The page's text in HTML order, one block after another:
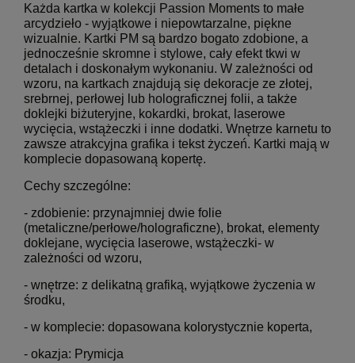
Każda kartka w kolekcji Passion Moments to małe
arcydzieło - wyjątkowe i niepowtarzalne, piękne
wizualnie. Kartki PM są bardzo bogato zdobione, a
jednocześnie skromne i stylowe, cały efekt tkwi w
detalach i doskonałym wykonaniu. W zależności od
wzoru, na kartkach znajdują się dekoracje ze złotej,
srebrnej, perłowej lub holograficznej folii, a także
doklejki biżuteryjne, kokardki, brokat, laserowe
wycięcia, wstążeczki i inne dodatki. Wnętrze karnetu to
zawsze atrakcyjna grafika i tekst życzeń. Kartki mają w
komplecie dopasowaną kopertę.
Cechy szczególne:
- zdobienie: przynajmniej dwie folie
(metaliczne/perłowe/holograficzne), brokat, elementy
doklejane, wycięcia laserowe, wstążeczki- w
zależności od wzoru,
- wnętrze: z delikatną grafiką, wyjątkowe życzenia w
środku,
- w komplecie: dopasowana kolorystycznie koperta,
- okazja: Prymicja